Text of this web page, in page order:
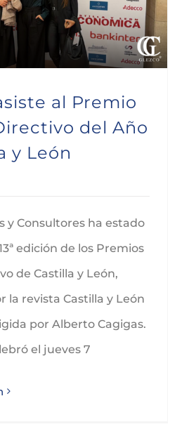
al Premio
del Año
y León
y Consultores ha estado
edición de los Premios
de Castilla y León,
la revista Castilla y León
por Alberto Cagigas.
el jueves 7